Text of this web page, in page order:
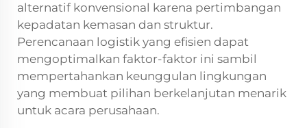
alternatif konvensional karena pertimbangan
kepadatan kemasan dan struktur.
Perencanaan logistik yang efisien dapat
mengoptimalkan faktor-faktor ini sambil
mempertahankan keunggulan lingkungan
yang membuat pilihan berkelanjutan menarik
untuk acara perusahaan.